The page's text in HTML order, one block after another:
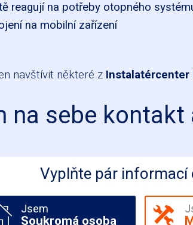
reagují na potřeby otopného
na mobilní zařízení
navštívit některé z Instalatércenter
na sebe kontakt
Vyplňte pár informací
Jsem
Soukromá osoba